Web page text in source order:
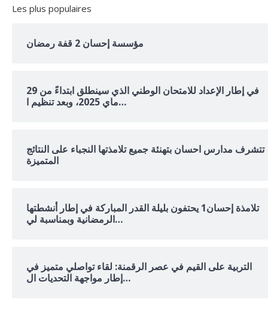
Les plus populaires
مؤسسة إحسان 2 قفة رمضان
في إطار الإعداد للامتحان الوطني الذي سينطلق ابتداءً من 29
ماي 2025، وبعد تنظيم ا…
تتشرف مدارس احسان بتهنئة جميع تلامذتها النجباء على النتائج
المتميزة
تلامذة إحسان1 يحتفون بليلة القدر المباركة في إطار أنشطتها
الرمضانية وبمناسبة لي…
التربية على القيم في عصر الرقمنة: لقاء تواصلي متميز في
إطار مواجهة التحديات ال…